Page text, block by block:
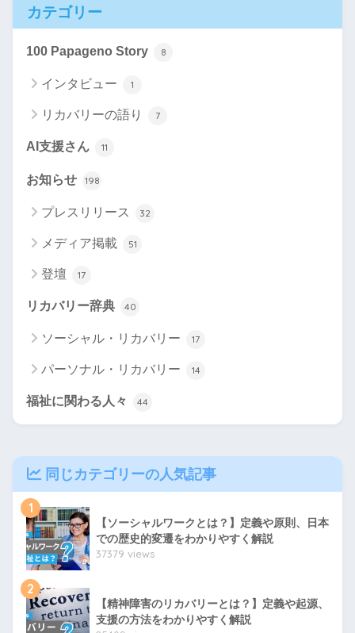
カテゴリー
100 Papageno Story 8
インタビュー 1
リカバリーの語り 7
AI支援さん 11
お知らせ 198
プレスリリース 32
メディア掲載 51
登壇 17
リカバリー辞典 40
ソーシャル・リカバリー 17
パーソナル・リカバリー 14
福祉に関わる人々 44
同じカテゴリーの人気記事
1
【ソーシャルワークとは？】定義や原則、日本
での歴史的変遷をわかりやすく解説
37379 views
2
【精神障害のリカバリーとは？】定義や起源、
支援の方法をわかりやすく解説